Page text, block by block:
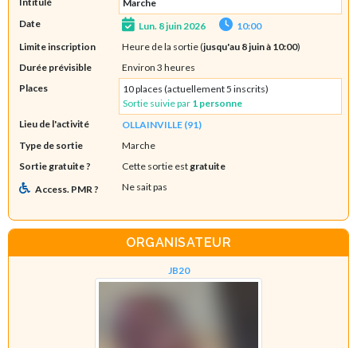
Marche
Date
Lun. 8 juin 2026
10:00
Limite inscription
Heure de la sortie (jusqu'au 8 juin à 10:00)
Durée prévisible
Environ 3 heures
Places
10 places (actuellement 5 inscrits)
Sortie suivie par 1 personne
Lieu de l'activité
OLLAINVILLE (91)
Type de sortie
Marche
Sortie gratuite ?
Cette sortie est gratuite
Access. PMR ?
Ne sait pas
ORGANISATEUR
JB20